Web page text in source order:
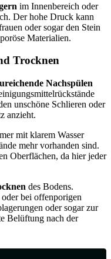
im Innenbereich oder
Der hohe Druck kann
oder sogar den Stein
Materialien.
Trocknen
Nachspülen
unschöne Schlieren oder
anzieht.
mit klarem Wasser
mehr vorhanden sind.
Oberflächen, da hier jeder
des Bodens.
oder bei offenporigen
oder sogar zur
Belüftung nach der